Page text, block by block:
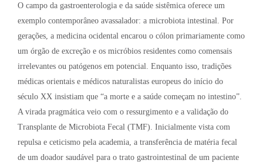
O campo da gastroenterologia e da saúde sistêmica oferece um
exemplo contemporâneo avassalador: a microbiota intestinal. Por
gerações, a medicina ocidental encarou o cólon primariamente como
um órgão de excreção e os micróbios residentes como comensais
irrelevantes ou patógenos em potencial. Enquanto isso, tradições
médicas orientais e médicos naturalistas europeus do início do
século XX insistiam que “a morte e a saúde começam no intestino”.
A virada pragmática veio com o ressurgimento e a validação do
Transplante de Microbiota Fecal (TMF). Inicialmente vista com
repulsa e ceticismo pela academia, a transferência de matéria fecal
de um doador saudável para o trato gastrointestinal de um paciente